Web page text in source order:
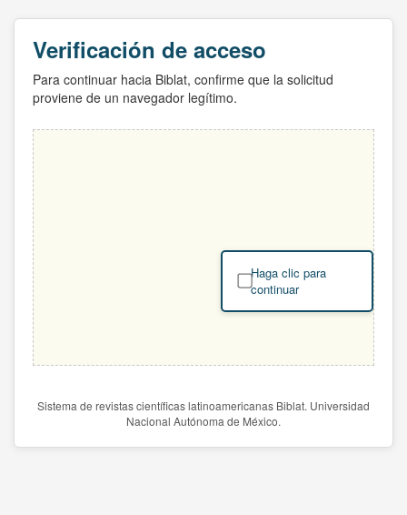
Verificación de acceso
Para continuar hacia Biblat, confirme que la solicitud
proviene de un navegador legítimo.
Haga clic para
continuar
Sistema de revistas científicas latinoamericanas Biblat. Universidad
Nacional Autónoma de México.